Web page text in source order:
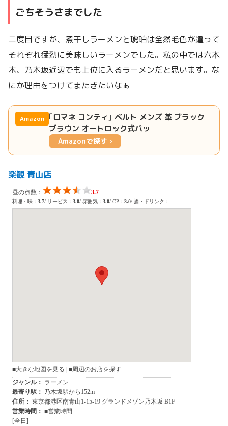
ごちそうさまでした
二度目ですが、煮干しラーメンと琥珀は全然毛色が違って
それぞれ猛烈に美味しいラーメンでした。私の中では六本
木、乃木坂近辺でも上位に入るラーメンだと思います。な
にか理由をつけてまたきたいなぁ
Amazon ｢ロマネ コンティ｣ ベルト メンズ 革 ブラック
ブラウン オートロック式バッ
Amazonで探す ›
楽観 青山店